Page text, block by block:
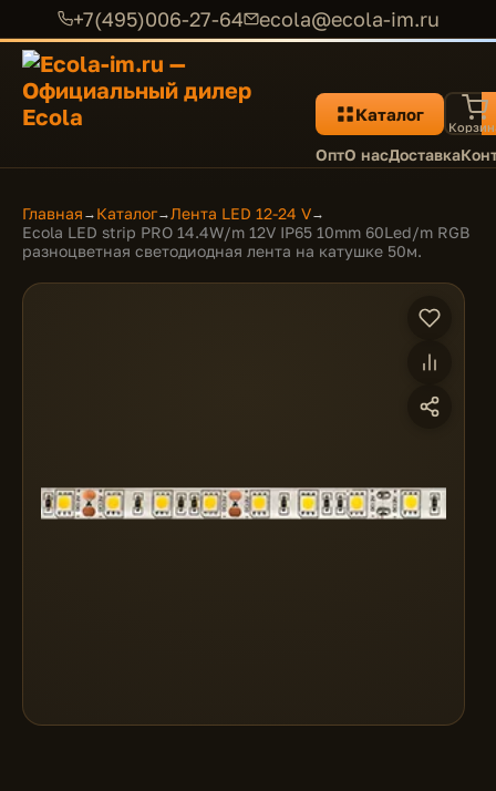
+7(495)006-27-64 ecola@ecola-im.ru
Каталог
ОптО насДоставка
Главная → Каталог→Лента LED 12-24 V→
Ecola LED strip PRO 14.4W/m 12V IP65 10mm 60Led/m RGB
разноцветная светодиодная лента на катушке 50м.